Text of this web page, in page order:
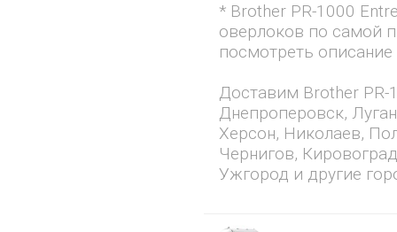
* Brother PR-1000
оверлоков по самой
посмотреть
Доставим Brother PR-
Днепроперовск,
Херсон, Николаев,
Чернигов,
Ужгород и другие